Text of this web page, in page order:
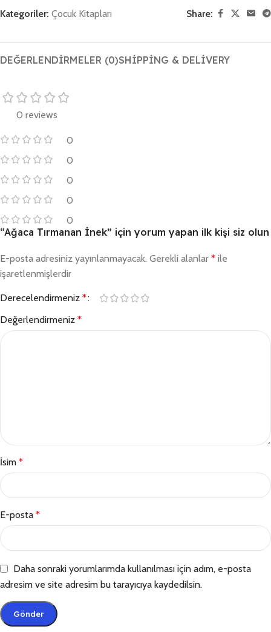
Kategoriler: Çocuk Kitapları Share:
DEĞERLENDIRMELER (0)SHIPPING & DELIVERY
0 reviews
0
0
0
0
0
“Ağaca Tırmanan İnek” için yorum yapan ilk kişi siz olun
E-posta adresiniz yayınlanmayacak. Gerekli alanlar * ile
işaretlenmişlerdir
Derecelendirmeniz *
Değerlendirmeniz *
İsim *
E-posta *
Daha sonraki yorumlarımda kullanılması için adım, e-posta
adresim ve site adresim bu tarayıcıya kaydedilsin.